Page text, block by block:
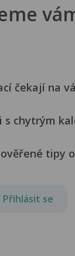
čekají na
chytrým
tipy
Přihlásit se